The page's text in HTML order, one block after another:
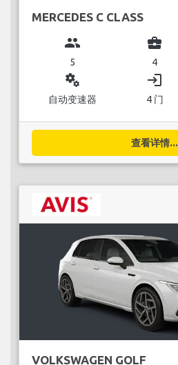
MERCEDES C CLASS
group
5
business_center
4
miscellaneous_services
自动变速器
login
4 门
查看详情...
VOLKSWAGEN GOLF